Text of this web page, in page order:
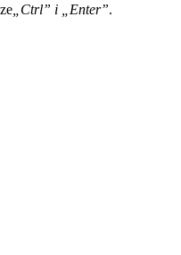
„Ctrl” i „Enter”.